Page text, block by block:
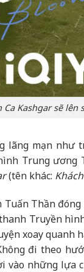
Ca Kashgar sẽ
lãng mạn
Trung ương
(tên khác:
Tuấn Thần
Truyền
xoay
đi theo
vào những lựa